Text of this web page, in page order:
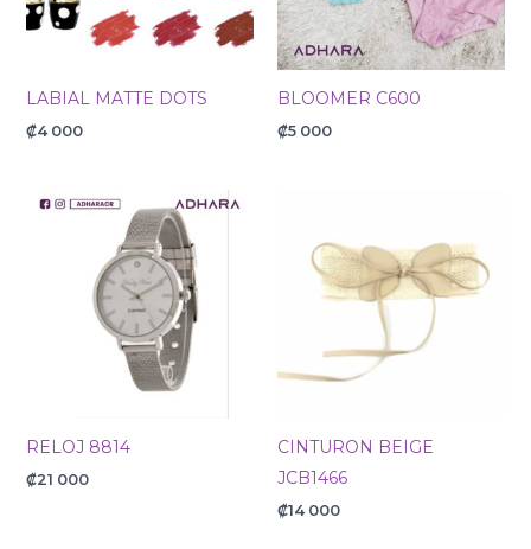
LABIAL MATTE DOTS
₡4 000
BLOOMER C600
₡5 000
RELOJ 8814
₡21 000
CINTURON BEIGE
JCB1466
₡14 000